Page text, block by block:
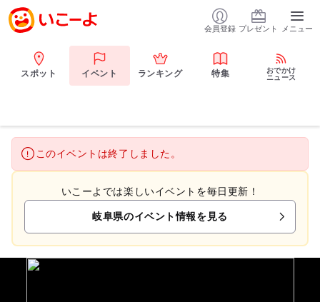
会員登録 プレゼント メニュー
スポット イベント ランキング 特集
おでかけ
ニュース
このイベントは終了しました。
いこーよでは楽しいイベントを毎日更新！
岐阜県のイベント情報を見る